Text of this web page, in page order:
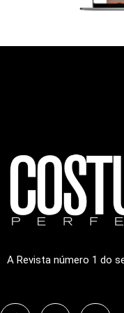
A Revista número 1 do